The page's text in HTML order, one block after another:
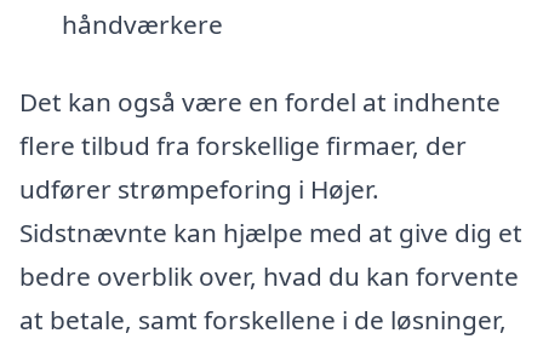
håndværkere
Det kan også være en fordel at indhente
flere tilbud fra forskellige firmaer, der
udfører strømpeforing i Højer.
Sidstnævnte kan hjælpe med at give dig et
bedre overblik over, hvad du kan forvente
at betale, samt forskellene i de løsninger,